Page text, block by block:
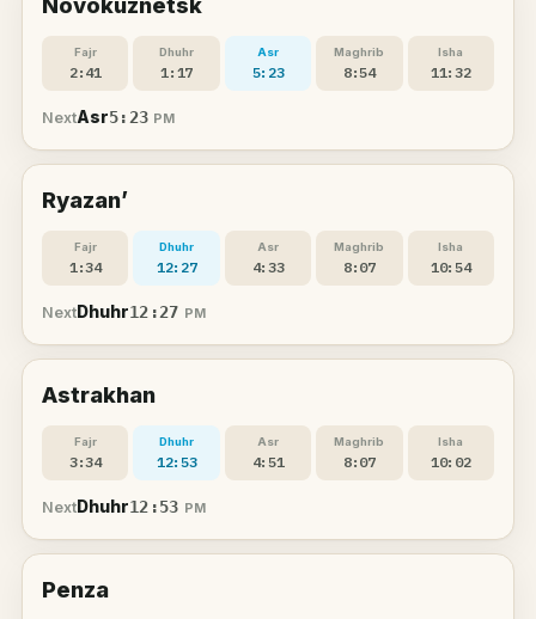
Fajr
2:41
Dhuhr
1:17
Asr
5:23
Maghrib
8:54
Isha
11:32
NextAsr5:23 PM
Ryazan’
Fajr
1:34
Dhuhr
12:27
Asr
4:33
Maghrib
8:07
Isha
10:54
Next Dhuhr12:27 PM
Astrakhan
Fajr
3:34
Dhuhr
12:53
Asr
4:51
Maghrib
8:07
Isha
10:02
Next Dhuhr12:53 PM
Penza